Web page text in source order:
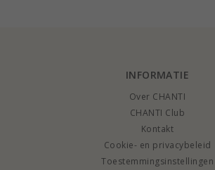
INFORMATIE
Over CHANTI
CHANTI Club
Kontakt
Cookie- en privacybeleid
Toestemmingsinstellingen